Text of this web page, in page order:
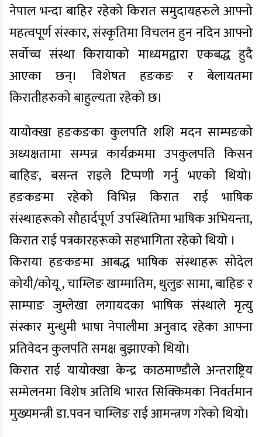
नेपाल भन्दा बाहिर रहेको किरात समुदायहरुले आफ्नो
महत्वपूर्ण संस्कार, संस्कृतिमा विचलन हुन नदिन आफ्नो
सर्वोच्च संस्था किरायाको माध्यमद्वारा एकबद्ध हुदै
आएका छन्। विशेषत हङकङ र बेलायतमा
किरातीहरुको बाहुल्यता रहेको छ।
यायोक्खा हङकङका कुलपति शशि मदन साम्पङको
अध्यक्षतामा सम्पन्न कार्यक्रममा उपकुलपति किसन
बाहिङ, बसन्त राइले टिप्पणी गर्नु भएको थियो।
हङकङमा रहेको विभिन्न किरात राई भाषिक
संस्थाहरूको सौहार्दपूर्ण उपस्थितिमा भाषिक अभियन्ता,
किरात राई पत्रकारहरूको सहभागिता रहेको थियो ।
किराया हङकङमा आबद्ध भाषिक संस्थाहरू सोदेल
कोयी/कोयू , चाम्लिङ खाम्मातिम, थुलुङ सामा, बाहिङ र
साम्पाङ जुम्लेखा लगायदका भाषिक संस्थाले मृत्यु
संस्कार मुन्धुमी भाषा नेपालीमा अनुवाद रहेका आफ्ना
प्रतिवेदन कुलपति समक्ष बुझाएको थियो।
किरात राई यायोक्खा केन्द्र काठमाण्डौले अन्तराष्ट्रिय
सम्मेलनमा विशेष अतिथि भारत सिक्किमका निवर्तमान
मुख्यमन्त्री डा.पवन चाम्लिङ राई आमन्त्रण गरेको थियो।